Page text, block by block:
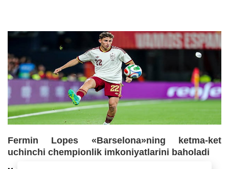
Fermin Lopes «Barselona»ning ketma-ket
uchinchi chempionlik imkoniyatlarini baholadi